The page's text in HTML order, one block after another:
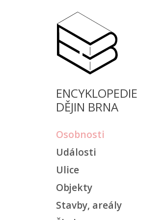
ENCYKLOPEDIE
DĚJIN BRNA
Osobnosti
Události
Ulice
Objekty
Stavby, areály